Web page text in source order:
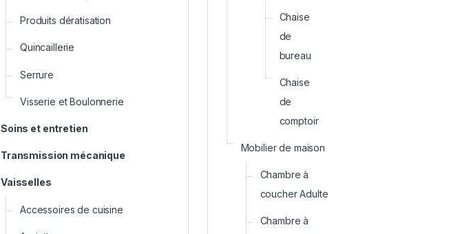
Produits dératisation
Quincaillerie
Serrure
Visserie et Boulonnerie
Soins et entretien
Transmission mécanique
Vaisselles
Accessoires de cuisine
Chaise
de
bureau
Chaise
de
comptoir
Mobilier de maison
Chambre à
coucher Adulte
Chambre à